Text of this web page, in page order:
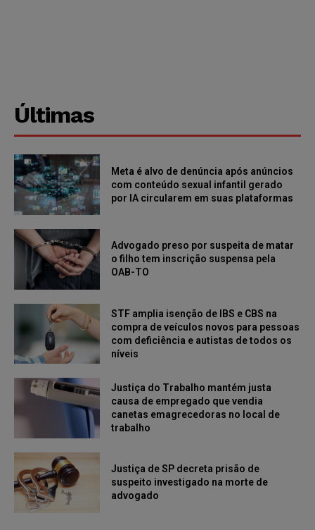
Últimas
Meta é alvo de denúncia após anúncios
com conteúdo sexual infantil gerado
por IA circularem em suas plataformas
Advogado preso por suspeita de matar
o filho tem inscrição suspensa pela
OAB-TO
STF amplia isenção de IBS e CBS na
compra de veículos novos para pessoas
com deficiência e autistas de todos os
níveis
Justiça do Trabalho mantém justa
causa de empregado que vendia
canetas emagrecedoras no local de
trabalho
Justiça de SP decreta prisão de
suspeito investigado na morte de
advogado